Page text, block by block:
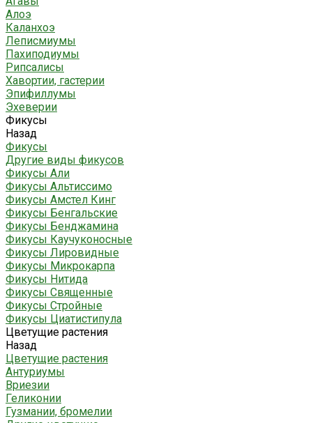
Алоэ
Каланхоэ
Леписмиумы
Пахиподиумы
Рипсалисы
Хавортии, гастерии
Эпифиллумы
Эхеверии
Фикусы
Назад
Фикусы
Другие виды фикусов
Фикусы Али
Фикусы Альтиссимо
Фикусы Амстел Кинг
Фикусы Бенгальские
Фикусы Бенджамина
Фикусы Каучуконосные
Фикусы Лировидные
Фикусы Микрокарпа
Фикусы Нитида
Фикусы Священные
Фикусы Стройные
Фикусы Циатистипула
Цветущие растения
Назад
Цветущие растения
Антуриумы
Вриезии
Геликонии
Гузмании, бромелии